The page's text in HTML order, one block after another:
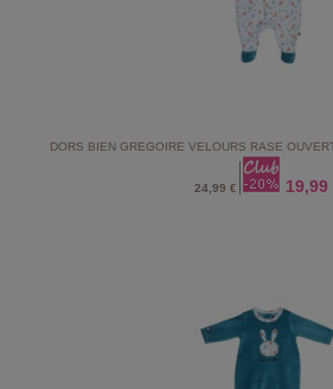
DORS BIEN GREGOIRE VELOURS RASE
24,99 € 19,99